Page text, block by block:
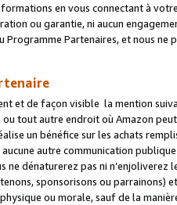
en vous connectant à
ou garantie, ni aucun
Partenaires, et nous
et de façon visible la mention
tout autre endroit où Amazon
un bénéfice sur les achats
autre communication
ne dénaturerez pas ni
sponsorisons ou parrainons)
ou morale, sauf de la